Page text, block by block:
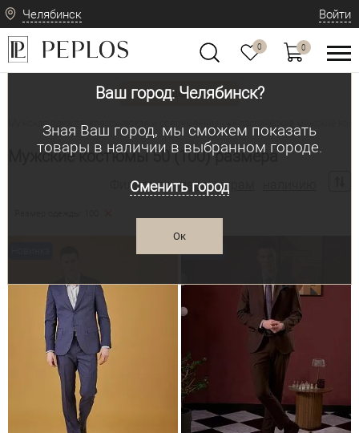
Челябинск
Ваш город: Челябинск?
Зная Ваш город, мы сможем показать
товары в наличии в выбранном городе.
Сменить город
Ок
Войти
0 0
Вид одежды
Мужская одежда: классическая и современная
Мужские костюмы 50 (100) размера
Фильтр по: параметрам